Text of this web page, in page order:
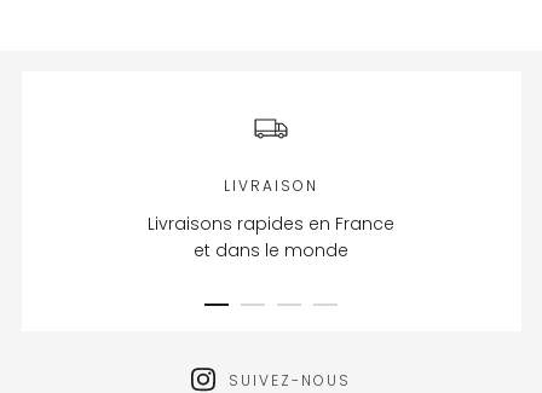
LIVRAISON
Livraisons rapides en France
et dans le monde
SUIVEZ-NOUS